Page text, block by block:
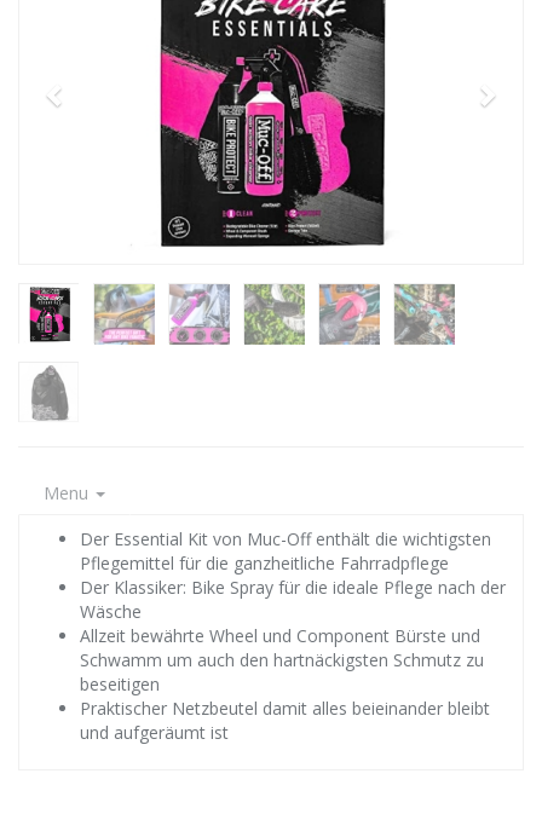
Menu
Der Essential Kit von Muc-Off enthält die wichtigsten
Pflegemittel für die ganzheitliche Fahrradpflege
Der Klassiker: Bike Spray für die ideale Pflege nach der
Wäsche
Allzeit bewährte Wheel und Component Bürste und
Schwamm um auch den hartnäckigsten Schmutz zu
beseitigen
Praktischer Netzbeutel damit alles beieinander bleibt
und aufgeräumt ist